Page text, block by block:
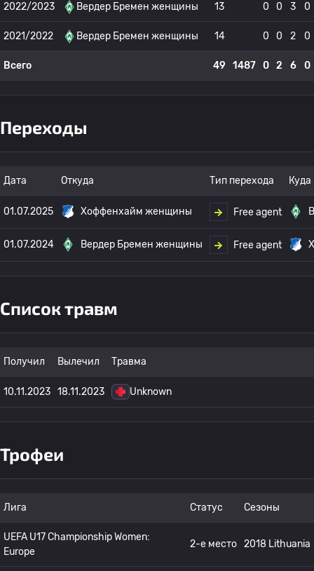
2022/2023 Вердер Бремен женщины 13 0 0 3 0
2021/2022 Вердер Бремен женщины 14 0 0 2 0
Всего 49 1487 0 2 6 0
Переходы
Дата Откуда Тип перехода Куда
01.07.2025 Хоффенхайм женщины Free agent
01.07.2024 Вердер Бремен женщины Free agent
Список травм
Получил Вылечил Травма
10.11.2023 18.11.2023 Unknown
Трофеи
Лига Статус Сезоны
UEFA U17 Championship Women:
Europe
2-е место 2018 Lithuania